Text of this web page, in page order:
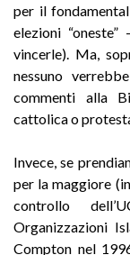
per il
elezioni
vincerle). Ma,
nessuno
commenti alla
cattolica o
Invece, se
per la maggiore
controllo
Organizzazioni
Compton nel